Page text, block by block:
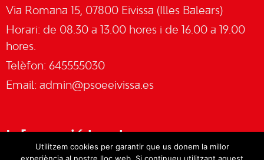
Via Romana 15, 07800 Eivissa (Illes Balears)
Horari: de 08.30 a 13.00 hores i de 16.00 a 19.00
hores.
Telèfon: 645555030
Email: admin@psoeeivissa.es
Informació legal
Utilitzem cookies per garantir que us donem la millor